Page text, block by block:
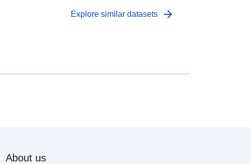
Explore similar datasets arrow_forward
About us